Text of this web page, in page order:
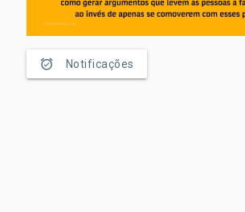
alarm_on Notificações